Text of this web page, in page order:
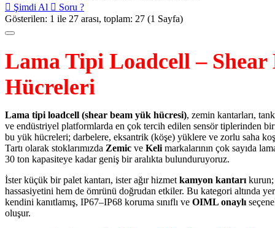
Şimdi Al
Soru ?
Gösterilen: 1 ile 27 arası, toplam: 27 (1 Sayfa)
Lama Tipi Loadcell – Shear
Hücreleri
Lama tipi loadcell (shear beam yük hücresi), zemin kantarları,
ve endüstriyel platformlarda en çok tercih edilen sensör tiplerinden
bu yük hücreleri; darbelere, eksantrik (köşe) yüklere ve zorlu saha
Tartı olarak stoklarımızda Zemic ve Keli markalarının çok sayıda
30 ton kapasiteye kadar geniş bir aralıkta bulunduruyoruz.
İster küçük bir palet kantarı, ister ağır hizmet kamyon kantarı kurun;
hassasiyetini hem de ömrünü doğrudan etkiler. Bu kategori altında
kendini kanıtlamış, IP67–IP68 koruma sınıflı ve OIML onaylı
oluşur.